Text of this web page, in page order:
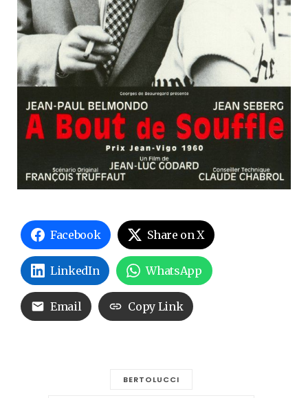
Facebook Share on X
LinkedIn WhatsApp
Email Copy Link
BERTOLUCCI